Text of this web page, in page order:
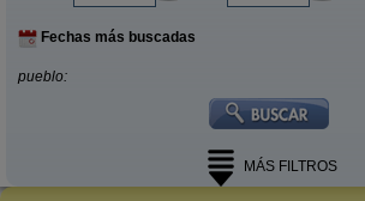
Fechas más buscadas
pueblo:
MÁS FILTROS